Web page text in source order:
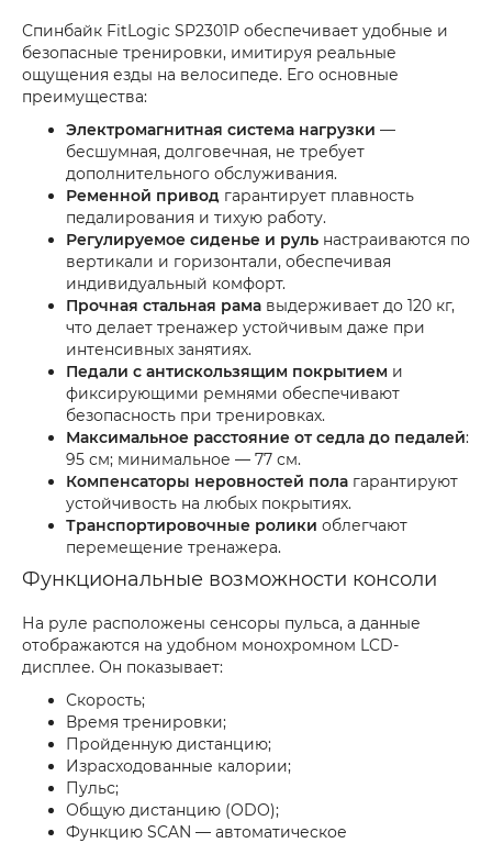
Спинбайк FitLogic SP2301P обеспечивает удобные и
безопасные тренировки, имитируя реальные
ощущения езды на велосипеде. Его основные
преимущества:
Электромагнитная система нагрузки —
бесшумная, долговечная, не требует
дополнительного обслуживания.
Ременной привод гарантирует плавность
педалирования и тихую работу.
Регулируемое сиденье и руль настраиваются по
вертикали и горизонтали, обеспечивая
индивидуальный комфорт.
Прочная стальная рама выдерживает до 120 кг,
что делает тренажер устойчивым даже при
интенсивных занятиях.
Педали с антискользящим покрытием и
фиксирующими ремнями обеспечивают
безопасность при тренировках.
Максимальное расстояние от седла до педалей:
95 см; минимальное — 77 см.
Компенсаторы неровностей пола гарантируют
устойчивость на любых покрытиях.
Транспортировочные ролики облегчают
перемещение тренажера.
Функциональные возможности консоли
На руле расположены сенсоры пульса, а данные
отображаются на удобном монохромном LCD-
дисплее. Он показывает:
Скорость;
Время тренировки;
Пройденную дистанцию;
Израсходованные калории;
Пульс;
Общую дистанцию (ODO);
Функцию SCAN — автоматическое